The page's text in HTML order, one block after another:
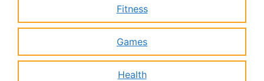
Fitness
Games
Health